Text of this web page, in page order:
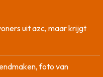
uit azc, maar krijgt
foto van